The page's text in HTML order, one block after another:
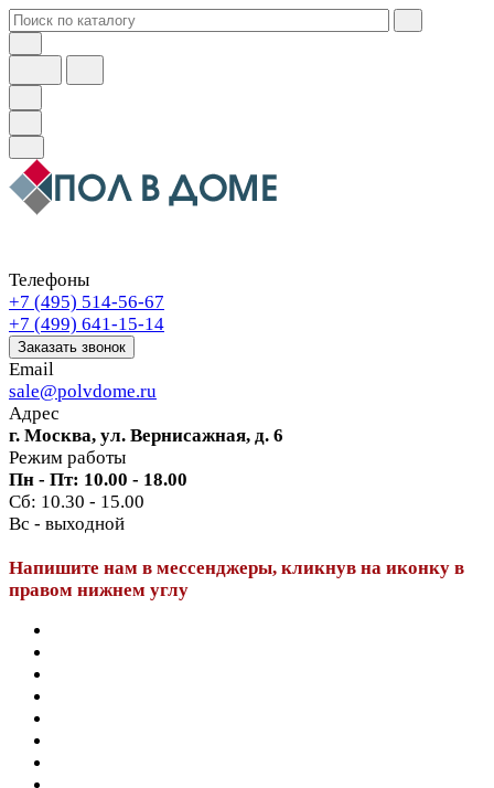
Телефоны
+7 (495) 514-56-67
+7 (499) 641-15-14
Заказать звонок
Email
sale@polvdome.ru
Адрес
г. Москва, ул. Вернисажная, д. 6
Режим работы
Пн - Пт: 10.00 - 18.00
Сб: 10.30 - 15.00
Вс - выходной
Напишите нам в мессенджеры, кликнув на иконку в
правом нижнем углу